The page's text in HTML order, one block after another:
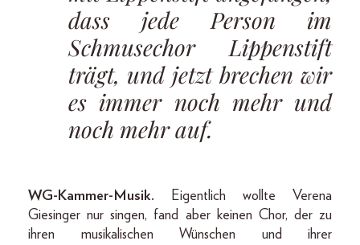
dass jede Person im
Schmusechor Lippenstift
trägt, und jetzt brechen wir
es immer noch mehr und
noch mehr auf.
WG-Kammer-Musik. Eigentlich wollte Verena
­Giesinger nur singen, fand aber keinen Chor, der zu
ihren musikalischen Wünschen und ihrer